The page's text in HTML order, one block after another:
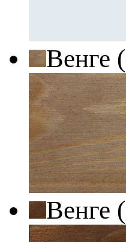
Венге
Венге